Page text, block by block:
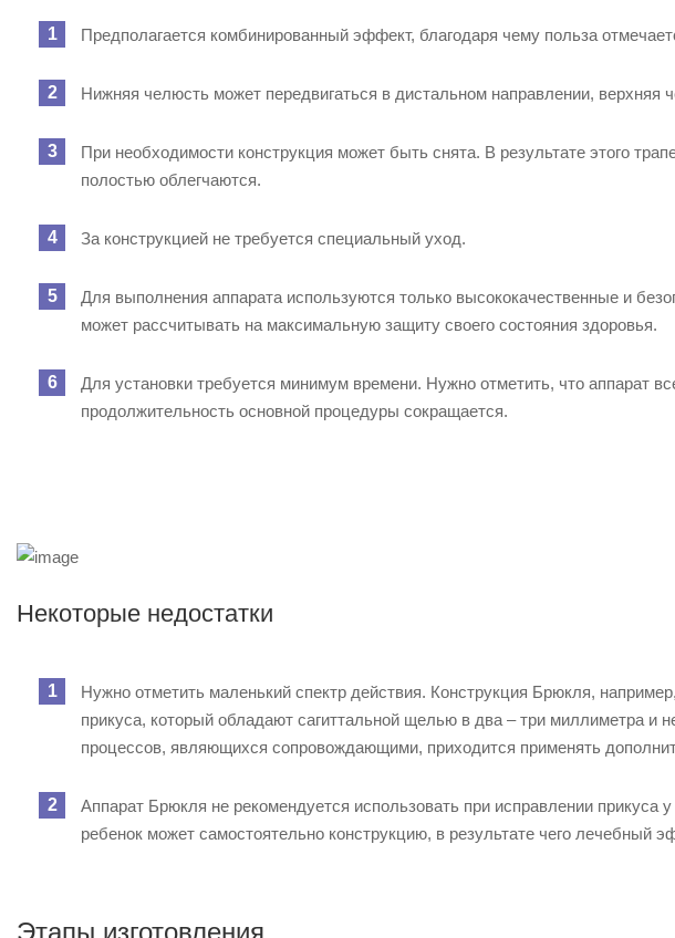
Предполагается комбинированный эффект, благодаря чему польза
Нижняя челюсть может передвигаться в дистальном направлении, верхняя
При необходимости конструкция может быть снята. В результате этого
полостью облегчаются.
За конструкцией не требуется специальный уход.
Для выполнения аппарата используются только высококачественные и
может рассчитывать на максимальную защиту своего состояния здоровья.
Для установки требуется минимум времени. Нужно отметить, что аппарат
продолжительность основной процедуры сокращается.
Некоторые недостатки
Нужно отметить маленький спектр действия. Конструкция Брюкля,
прикуса, который обладают сагиттальной щелью в два – три миллиметра и
процессов, являющихся сопровождающими, приходится применять
Аппарат Брюкля не рекомендуется использовать при исправлении
ребенок может самостоятельно конструкцию, в результате чего лечебный
Этапы изготовления